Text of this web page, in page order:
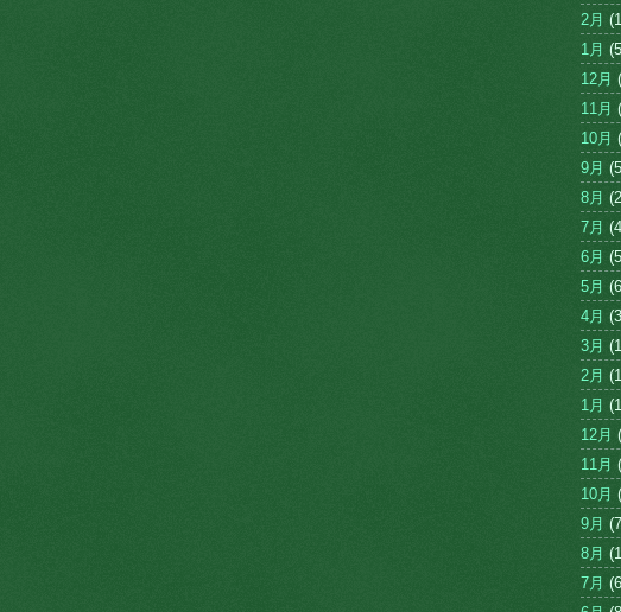
2月
1月
12月
11月
10月
9月
8月
7月
6月
5月
4月
3月
2月
1月
12月
11月
10月
9月
8月
7月